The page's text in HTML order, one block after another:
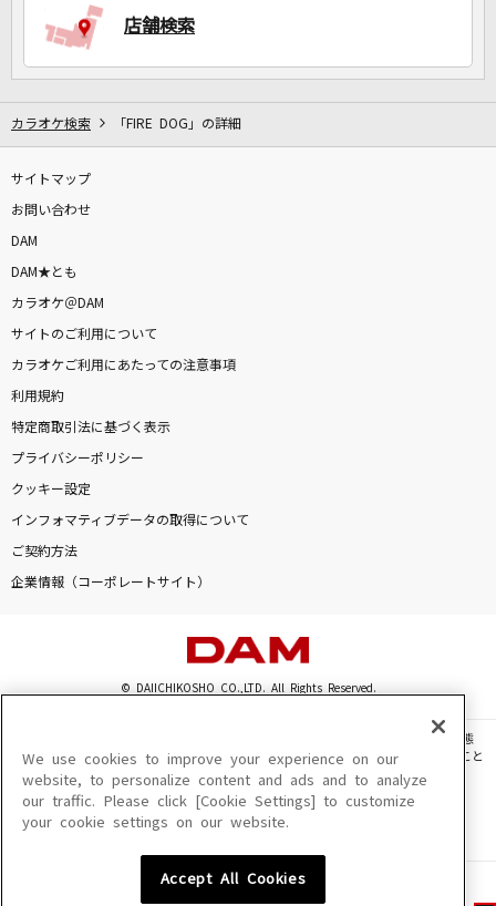
店舗検索
カラオケ検索 「FIRE DOG」の詳細
サイトマップ
お問い合わせ
DAM
DAM★とも
カラオケ＠DAM
サイトのご利用について
カラオケご利用にあたっての注意事項
利用規約
特定商取引法に基づく表示
プライバシーポリシー
クッキー設定
インフォマティブデータの取得について
ご契約方法
企業情報（コーポレートサイト）
© DAIICHIKOSHO CO.,LTD. All Rights Reserved.
このサイトに掲載されている一切の文章・画像・写真・動画・音声等を、手段や形態
を問わず、著作権法の定める範囲を超えて無断で複製、転載、ファイル化などすること
を禁じます。
楽曲及びコンテンツは、機種によりご利用いただけない場合があります。
楽曲及びコンテンツの配信日、配信内容が変更になる場合があります。
We use cookies to improve your experience on our
website, to personalize content and ads and to analyze
our traffic. Please click [Cookie Settings] to customize
your cookie settings on our website.
Accept All Cookies